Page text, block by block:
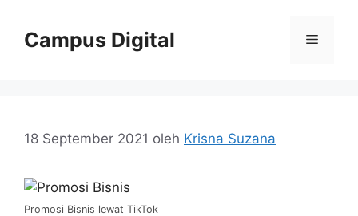
Campus Digital Menu
18 September 2021 oleh Krisna Suzana
Promosi Bisnis lewat TikTok